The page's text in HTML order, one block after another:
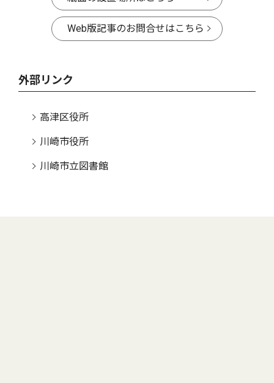
Web版記事のお問合せはこちら
外部リンク
高津区役所
川崎市役所
川崎市立図書館